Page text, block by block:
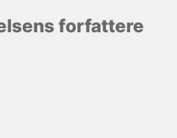
forfattere